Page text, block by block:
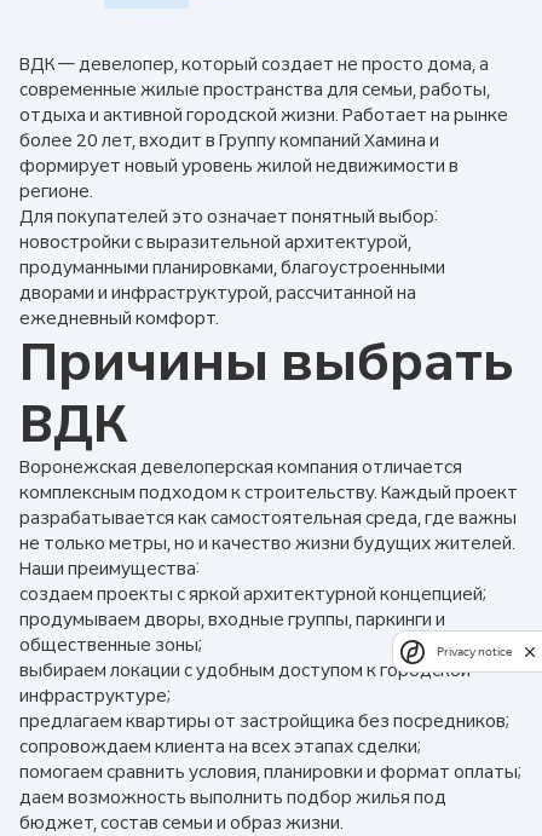
ВДК — девелопер, который создает не просто дома, а
современные жилые пространства для семьи, работы,
отдыха и активной городской жизни. Работает на рынке
более 20 лет, входит в Группу компаний Хамина и
формирует новый уровень жилой недвижимости в
регионе.
Для покупателей это означает понятный выбор:
новостройки с выразительной архитектурой,
продуманными планировками, благоустроенными
дворами и инфраструктурой, рассчитанной на
ежедневный комфорт.
Причины выбрать
ВДК
Воронежская девелоперская компания отличается
комплексным подходом к строительству. Каждый проект
разрабатывается как самостоятельная среда, где важны
не только метры, но и качество жизни будущих жителей.
Наши преимущества:
создаем проекты с яркой архитектурной концепцией;
продумываем дворы, входные группы, паркинги и
общественные зоны;
выбираем локации с удобным доступом к городской
инфраструктуре;
предлагаем квартиры от застройщика без посредников;
сопровождаем клиента на всех этапах сделки;
помогаем сравнить условия, планировки и формат оплаты;
даем возможность выполнить подбор жилья под
бюджет, состав семьи и образ жизни.
Privacy notice